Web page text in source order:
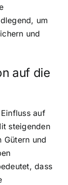
um
und
auf die
auf
steigenden
Gütern und
dass